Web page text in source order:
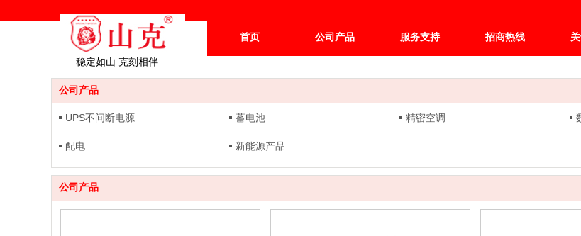
稳定如山 克刻相伴
首页 公司产品 服务支持 招商热线
公司产品
UPS不间断电源 蓄电池 精密空调
配电 新能源产品
公司产品